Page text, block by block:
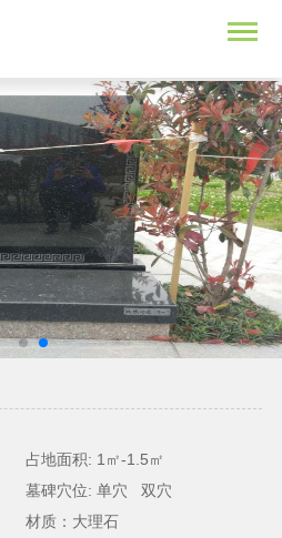
占地面积: 1㎡-1.5㎡
墓碑穴位: 单穴 双穴
材质：大理石